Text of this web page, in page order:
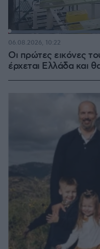
Loaded
Οι πρώτες εικόνες
έρχεται Ελλάδα και
06.08.2026, 10:22